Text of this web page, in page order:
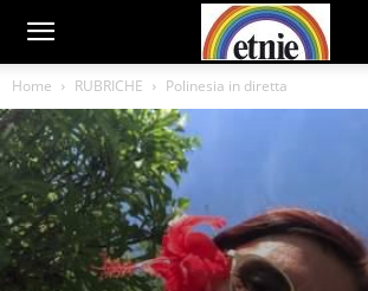
Home RUBRICHE Polinesia in diretta